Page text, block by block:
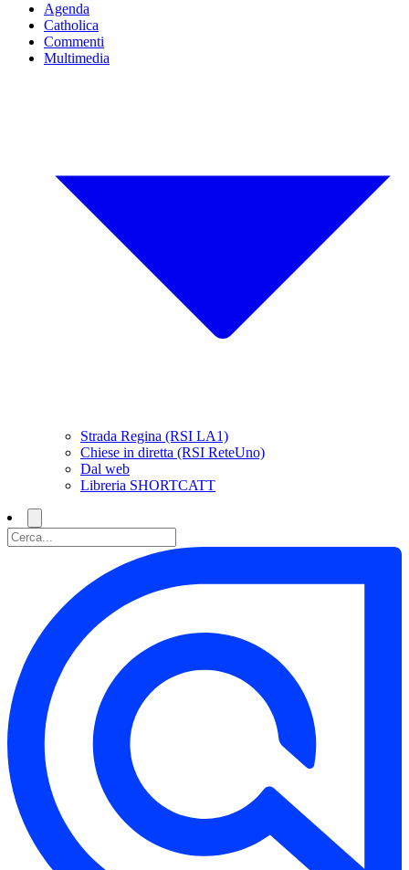
Agenda
Catholica
Commenti
Multimedia
Strada Regina (RSI LA1)
Chiese in diretta (RSI ReteUno)
Dal web
Libreria SHORTCATT